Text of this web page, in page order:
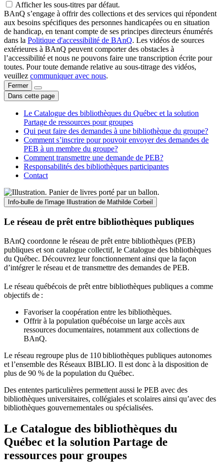
Afficher les sous-titres par défaut.
BAnQ s’engage à offrir des collections et des services qui répondent
aux besoins spécifiques des personnes handicapées ou en situation
de handicap, en tenant compte de ses principes directeurs énumérés
dans la Politique d'accessibilité de BAnQ. Les vidéos de sources
extérieures à BAnQ peuvent comporter des obstacles à
l’accessibilité et nous ne pouvons faire une transcription écrite pour
toutes. Pour toute demande relative au sous-titrage des vidéos,
veuillez communiquer avec nous.
Fermer
Dans cette page
Le Catalogue des bibliothèques du Québec et la solution
Partage de ressources pour groupes
Qui peut faire des demandes à une bibliothèque du groupe?
Comment s’inscrire pour pouvoir envoyer des demandes de
PEB à un membre du groupe?
Comment transmettre une demande de PEB?
Responsabilités des bibliothèques participantes
Contact
Info-bulle de l'image Illustration de Mathilde Corbeil
Le réseau de prêt entre bibliothèques publiques
BAnQ coordonne le réseau de prêt entre bibliothèques (PEB)
publiques et son catalogue collectif, le Catalogue des bibliothèques
du Québec. Découvrez leur fonctionnement ainsi que la façon
d’intégrer le réseau et de transmettre des demandes de PEB.
Le réseau québécois de prêt entre bibliothèques publiques a comme
objectifs de :
Favoriser la coopération entre les bibliothèques.
Offrir à la population québécoise un large accès aux
ressources documentaires, notamment aux collections de
BAnQ.
Le réseau regroupe plus de 110bibliothèques publiques autonomes
et l’ensemble des Réseaux BIBLIO. Il est donc à la disposition de
plus de 90 % de la population du Québec.
Des ententes particulières permettent aussi le PEB avec des
bibliothèques universitaires, collégiales et scolaires ainsi qu’avec des
bibliothèques gouvernementales ou spécialisées.
Le Catalogue des bibliothèques du
Québec et la solution Partage de
ressources pour groupes